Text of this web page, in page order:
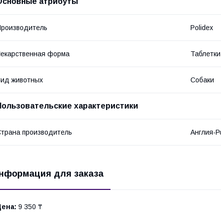
Polidex
форма Таблетки
животных Собаки
характеристики
производитель Англия-
для заказа
9 350 ₸